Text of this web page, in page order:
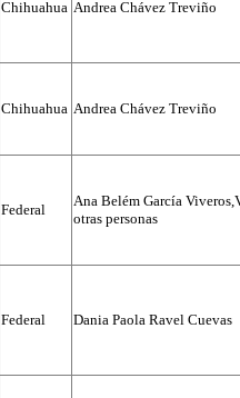
Chihuahua Andrea Chávez Treviño
Chihuahua Andrea Chávez Treviño
Federal
Ana Belém García
otras personas
Federal Dania Paola Ravel Cuevas